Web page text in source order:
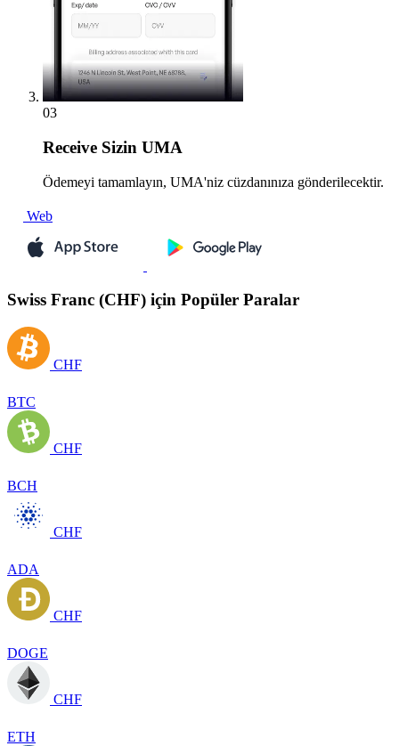
03
Receive Sizin UMA
Ödemeyi tamamlayın, UMA'niz cüzdanınıza gönderilecektir.
Web
Swiss Franc (CHF) için Popüler Paralar
CHF
BTC
CHF
BCH
CHF
ADA
CHF
DOGE
CHF
ETH